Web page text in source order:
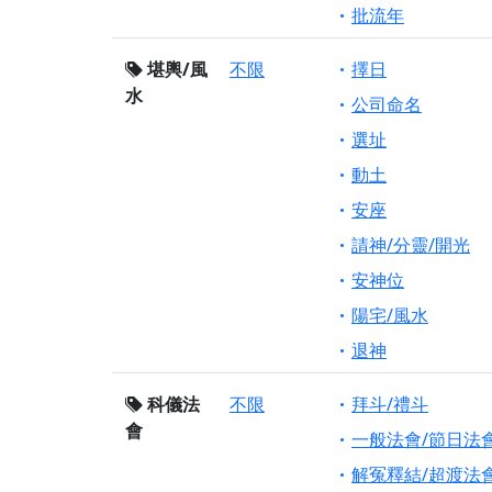
批流年
堪輿/風
水
不限
擇日
公司命名
選址
動土
安座
請神/分靈/開光
安神位
陽宅/風水
退神
科儀法
會
不限
拜斗/禮斗
一般法會/節日法
解冤釋結/超渡法